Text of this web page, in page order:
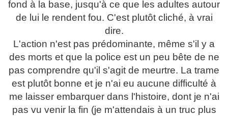
fond à la base, jusqu'à ce que les adultes autour
de lui le rendent fou. C'est plutôt cliché, à vrai
dire.
L'action n'est pas prédominante, même s'il y a
des morts et que la police est un peu bête de ne
pas comprendre qu'il s'agit de meurtre. La trame
est plutôt bonne et je n'ai eu aucune difficulté à
me laisser embarquer dans l'histoire, dont je n'ai
pas vu venir la fin (je m'attendais à un truc plus